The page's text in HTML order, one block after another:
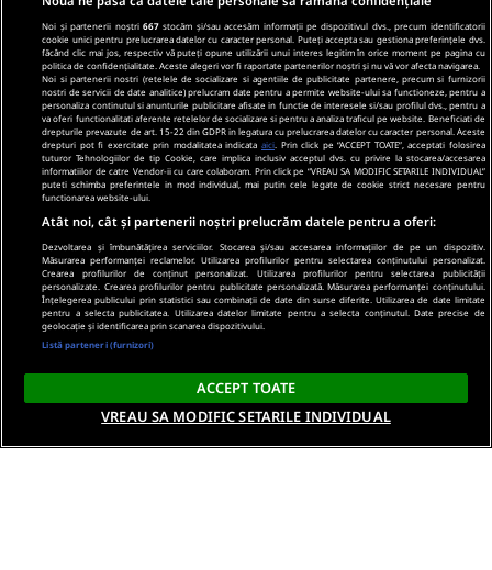
Noi și partenerii noștri667 stocăm și/sau accesăm informații pe dispozitivul dvs., precum identificatorii
cookie unici pentru prelucrarea datelor cu caracter personal. Puteți accepta sau gestiona preferințele dvs.
făcând clic mai jos, respectiv vă puteți opune utilizării unui interes legitim în orice moment pe pagina cu
politica de confidențialitate. Aceste alegeri vor fi raportate partenerilor noștri și nu vă vor afecta navigarea.
Noi si partenerii nostri (retelele de socializare si agentiile de publicitate partenere, precum si furnizorii
nostri de servicii de date analitice) prelucram date pentru a permite website-ului sa functioneze, pentru a
personaliza continutul si anunturile publicitare afisate in functie de interesele si/sau profilul dvs., pentru a
va oferi functionalitati aferente retelelor de socializare si pentru a analiza traficul pe website. Beneficiati de
drepturile prevazute de art. 15-22 din GDPR in legatura cu prelucrarea datelor cu caracter personal. Aceste
drepturi pot fi exercitate prin modalitatea indicata aici . Prin click pe “ACCEPT TOATE”, acceptati folosirea
tuturor Tehnologiilor de tip Cookie, care implica inclusiv acceptul dvs. cu privire la stocarea/accesarea
informatiilor de catre Vendor-ii cu care colaboram. Prin click pe “VREAU SA MODIFIC SETARILE INDIVIDUAL”
puteti schimba preferintele in mod individual, mai putin cele legate de cookie strict necesare pentru
functionarea website-ului.
Atât noi, cât și partenerii noștri prelucrăm datele pentru a oferi:
Dezvoltarea și îmbunătățirea serviciilor. Stocarea și/sau accesarea informațiilor de pe un dispozitiv.
Măsurarea performanței reclamelor. Utilizarea profilurilor pentru selectarea conținutului personalizat.
Crearea profilurilor de conținut personalizat. Utilizarea profilurilor pentru selectarea publicității
personalizate. Crearea profilurilor pentru publicitate personalizată. Măsurarea performanței conținutului.
Înțelegerea publicului prin statistici sau combinații de date din surse diferite. Utilizarea de date limitate
pentru a selecta publicitatea. Utilizarea datelor limitate pentru a selecta conținutul. Date precise de
geolocație și identificarea prin scanarea dispozitivului.
Listă parteneri (furnizori)
ACCEPT TOATE
VREAU SA MODIFIC SETARILE INDIVIDUAL